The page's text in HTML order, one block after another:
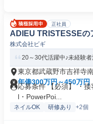
正社員
ADIEU TRISTESSEの
株式会社ビギ
20～30代活躍中♪未経験
東京都武蔵野市吉祥寺
年俸300万円～450万円
応募条件 【必須】 ・
l・PowerPoi...
ネイルOK 研修あり +2個